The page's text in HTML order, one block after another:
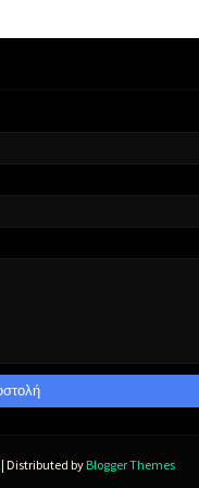
| Distributed by Blogger Themes